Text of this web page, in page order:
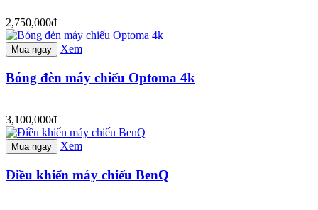
2,750,000đ
Mua ngay Xem
Bóng đèn máy chiếu Optoma 4k
3,100,000đ
Mua ngay Xem
Điều khiển máy chiếu BenQ